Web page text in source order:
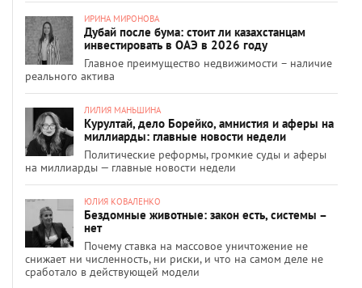
ИРИНА МИРОНОВА
Дубай после бума: стоит ли казахстанцам
инвестировать в ОАЭ в 2026 году
Главное преимущество недвижимости – наличие
реального актива
ЛИЛИЯ МАНЬШИНА
Курултай, дело Борейко, амнистия и аферы на
миллиарды: главные новости недели
Политические реформы, громкие суды и аферы
на миллиарды — главные новости недели
ЮЛИЯ КОВАЛЕНКО
Бездомные животные: закон есть, системы –
нет
Почему ставка на массовое уничтожение не
снижает ни численность, ни риски, и что на самом деле не
сработало в действующей модели